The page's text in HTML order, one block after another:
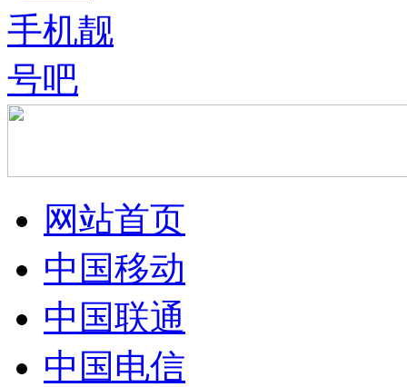
网站首页
中国移动
中国联通
中国电信